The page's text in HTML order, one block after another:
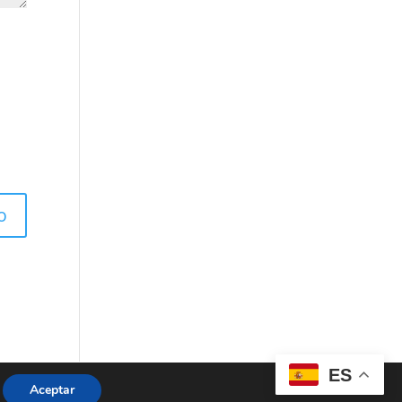
| Política de Cookies
ES
Aceptar